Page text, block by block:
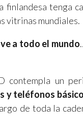
finlandesa tenga
vitrinas mundiales.
a todo el mundo
contempla un
y teléfonos
de toda la